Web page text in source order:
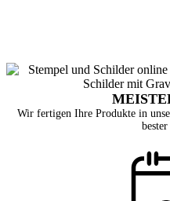
Wir fertigen Ihre Produkte in